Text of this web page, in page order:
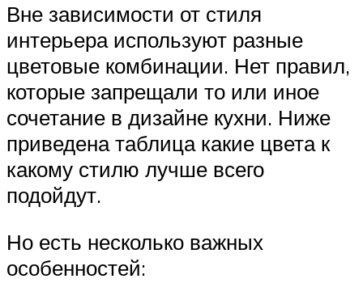
Вне зависимости от стиля
интерьера используют разные
цветовые комбинации. Нет правил,
которые запрещали то или иное
сочетание в дизайне кухни. Ниже
приведена таблица какие цвета к
какому стилю лучше всего
подойдут.
Но есть несколько важных
особенностей: